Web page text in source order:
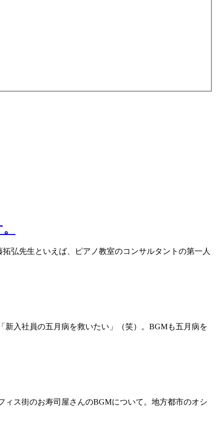
弘先生といえば、ピアノ教室のコンサルタントの第一人
新入社員の五月病を救いたい」（笑）。BGMも五月病を
ィス街のお寿司屋さんのBGMについて。地方都市のオシ